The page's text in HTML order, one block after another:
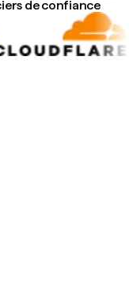
de confiance